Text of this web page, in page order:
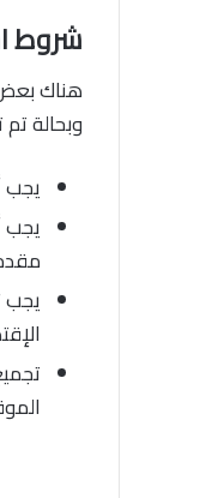
شروط
هناك
وبحالة
يجب
يجب